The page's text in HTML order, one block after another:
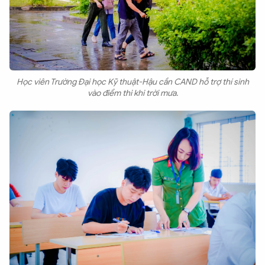
Học viên Trường Đại học Kỹ thuật-Hậu cần CAND hỗ trợ thí sinh
vào điểm thi khi trời mưa.